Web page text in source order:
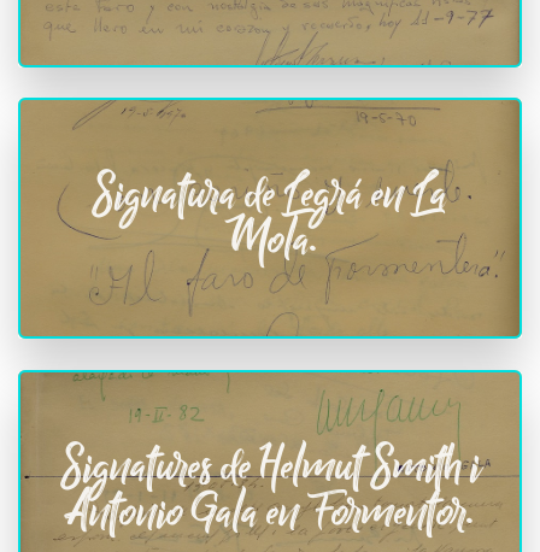
Signatura de Legrá en La
Mola.
Signatures de Helmut Smith i
Antonio Gala en Formentor.